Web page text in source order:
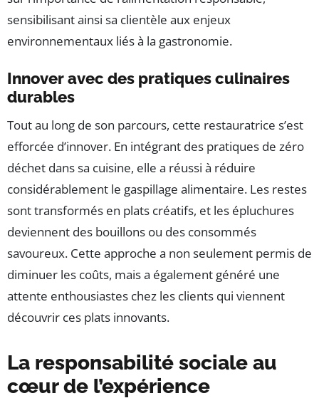
sensibilisant ainsi sa clientèle aux enjeux
environnementaux liés à la gastronomie.
Innover avec des pratiques culinaires
durables
Tout au long de son parcours, cette restauratrice s’est
efforcée d’innover. En intégrant des pratiques de zéro
déchet dans sa cuisine, elle a réussi à réduire
considérablement le gaspillage alimentaire. Les restes
sont transformés en plats créatifs, et les épluchures
deviennent des bouillons ou des consommés
savoureux. Cette approche a non seulement permis de
diminuer les coûts, mais a également généré une
attente enthousiastes chez les clients qui viennent
découvrir ces plats innovants.
La responsabilité sociale au
cœur de l’expérience